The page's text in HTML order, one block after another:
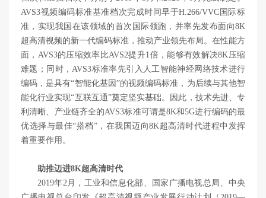
AVS3视频编码标准基准档次完成时间早于H.266/VVC国际标
准，实现我国在该领域的首次国际领跑，并率先发布面向8K
超高清视频的新一代编码标准，推动产业领先布局。在性能方
面，AVS3的压缩效率比AVS2提升1倍，能够有效解决8K压缩
难题；同时，AVS3标准率先引入人工智能神经网络技术进行
编码，是具有“智能化基因”的视频编码标准，为后续与其他智
能化行业实现“互联互通”奠定坚实基础。因此，技术先进、专
利清晰、产业链齐全的AVS3标准可谓是8K和5G进行编码的最
优选择与最佳“搭档”，在我国迈向8K超高清时代进程中发挥
着重要作用。
助推迈进8K超高清时代
2019年2月，工业和信息化部、国家广播电视总局、中央